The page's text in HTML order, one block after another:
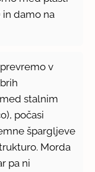
in damo na
v
stalnim
počasi
špargljeve
Morda
pa ni